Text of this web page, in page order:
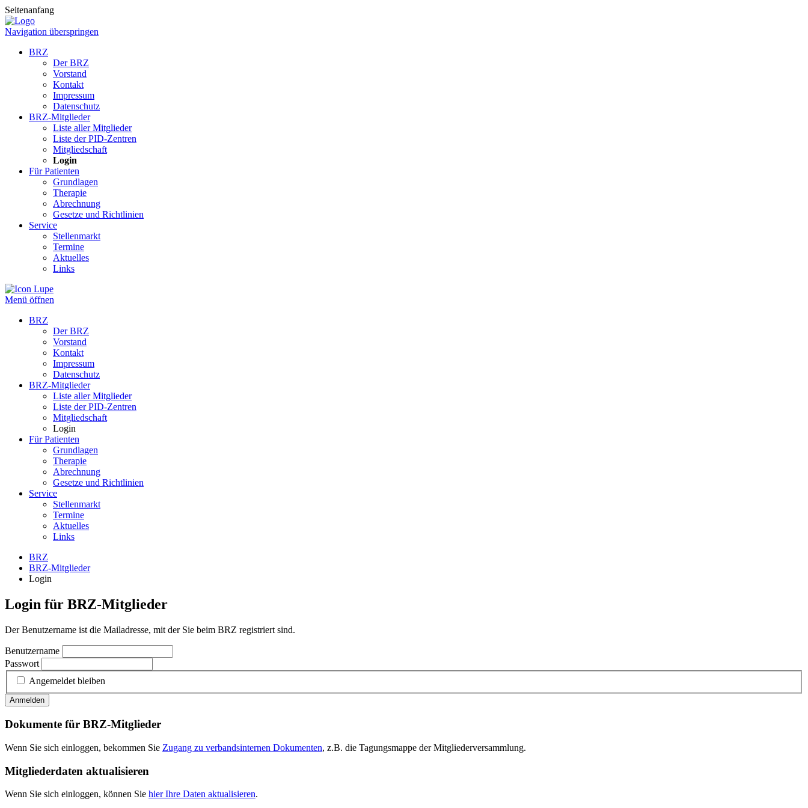
Seitenanfang
Navigation überspringen
BRZ
Der BRZ
Vorstand
Kontakt
Impressum
Datenschutz
BRZ-Mitglieder
Liste aller Mitglieder
Liste der PID-Zentren
Mitgliedschaft
Login
Für Patienten
Grundlagen
Therapie
Abrechnung
Gesetze und Richtlinien
Service
Stellenmarkt
Termine
Aktuelles
Links
Menü öffnen
BRZ
Der BRZ
Vorstand
Kontakt
Impressum
Datenschutz
BRZ-Mitglieder
Liste aller Mitglieder
Liste der PID-Zentren
Mitgliedschaft
Login
Für Patienten
Grundlagen
Therapie
Abrechnung
Gesetze und Richtlinien
Service
Stellenmarkt
Termine
Aktuelles
Links
BRZ
BRZ-Mitglieder
Login
Login für BRZ-Mitglieder
Der Benutzername ist die Mailadresse, mit der Sie beim BRZ registriert sind.
Benutzername
Passwort
Angemeldet bleiben
Anmelden
Dokumente für BRZ-Mitglieder
Wenn Sie sich einloggen, bekommen Sie Zugang zu verbandsinternen Dokumenten, z.B. die Tagungsmappe der Mitgliederversammlung.
Mitgliederdaten aktualisieren
Wenn Sie sich einloggen, können Sie hier Ihre Daten aktualisieren.